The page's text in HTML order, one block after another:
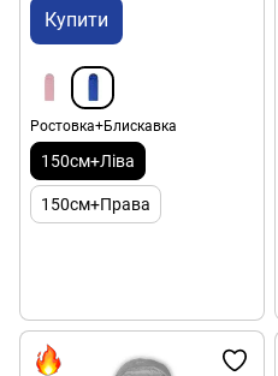
Купити
Ростовка+Блискавка
150см+Ліва
150см+Права